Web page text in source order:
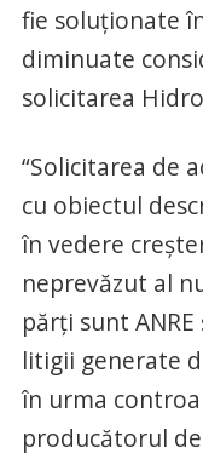
fie soluţionate
diminuate
solicitarea
“Solicitarea de
cu obiectul
în vedere
neprevăzut al
părţi sunt ANRE
litigii generate
în urma
producătorul